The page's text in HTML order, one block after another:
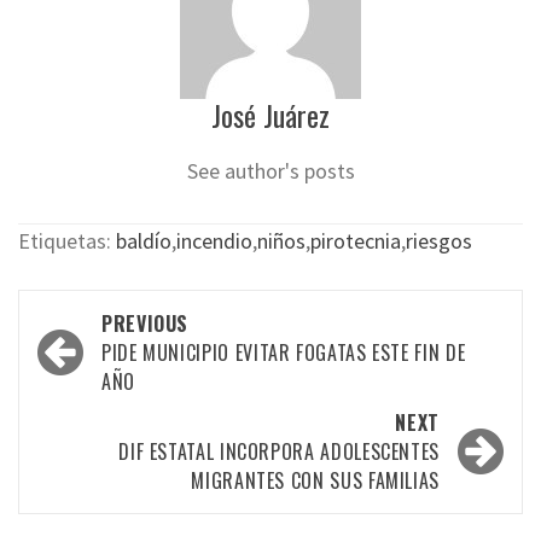
José Juárez
See author's posts
Etiquetas: baldío,incendio,niños,pirotecnia,riesgos
Post
navigation
PREVIOUS
PIDE MUNICIPIO EVITAR FOGATAS ESTE FIN DE
AÑO
NEXT
DIF ESTATAL INCORPORA ADOLESCENTES
MIGRANTES CON SUS FAMILIAS